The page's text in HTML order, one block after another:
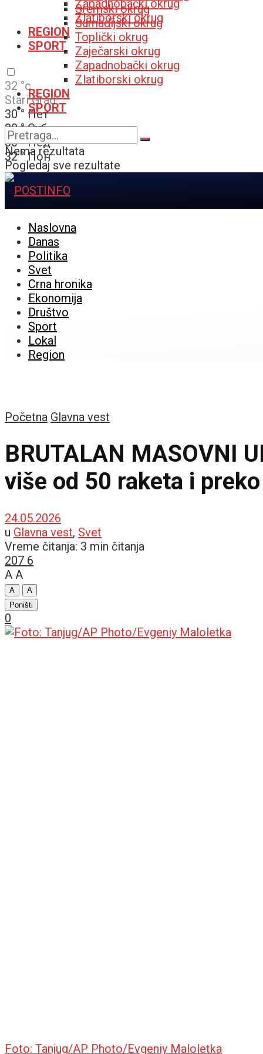
Zapadnobački okrug
Zlatiborski okrug
REGION
SPORT
32 °c
Stari Grad
30 ° Пет
30 ° Суб
30 ° Нед
32 ° Пон
Sremski okrug
Šumadijski okrug
Toplički okrug
Zaječarski okrug
Zapadnobački okrug
Zlatiborski okrug
REGION
SPORT
Nema rezultata
Pogledaj sve rezultate
Naslovna
Danas
Politika
Svet
Crna hronika
Ekonomija
Društvo
Sport
Lokal
Region
Početna Glavna vest
BRUTALAN MASOVNI
više od 50 raketa i
24.05.2026
u Glavna vest, Svet
Vreme čitanja: 3 min čitanja
207 6
A A
A
A
Poništi
0
Foto: Tanjug/AP Photo/Evgeniy Maloletka